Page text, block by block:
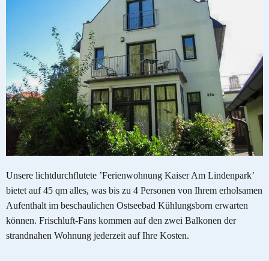
Unsere lichtdurchflutete ’Ferienwohnung Kaiser Am Lindenpark’
bietet auf 45 qm alles, was bis zu 4 Personen von Ihrem erholsamen
Aufenthalt im beschaulichen Ostseebad Kühlungsborn erwarten
können. Frischluft-Fans kommen auf den zwei Balkonen der
strandnahen Wohnung jederzeit auf Ihre Kosten.